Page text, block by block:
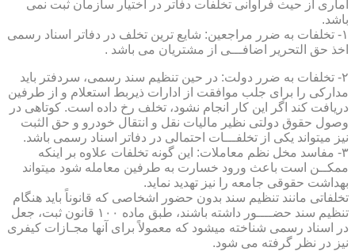
آماری از حیث فراوانی تخلفات دفاتر در اختیار سازمان ثبت نمی
باشد.
۱- تخلفات به ضرر مراجعین: شایع ترین تخلف در دفاتر اسناد رسمی
اخذ حق التحریر اضافـــی از مشتریان می باشد .
۲- تخلفات به ضرر دولت: در حین تنظیم سند رسمی، سردفتر باید
مدارکی را برای جلب موافقت از ادارات ذیربط استعلام و از طرفین
دریافت کند اگر این کار انجام نشود، تخلف رخ داده است. کوتاهی در
وصول حقوق دولتی نظیر مالیات نقل و انتقال خودرو و حق الثبت
نیز میتواند یکی از تخلفـــات احتمالی در دفاتر اسناد رسمی باشد.
۳- مفاسد مخل نظم معاملات: این گونه تخلفات علاوه بر اینکه
ممکــن است باعث ورود خسارت به طرفین معامله شود میتواند
بهداشت حقوقی جامعه را نیز تهدید نماید.
تخلفاتی مانند تنظیم سند بدون حضور اشخاصی که قانوناً باید هنگام
تنظیم سند حضــــور داشته باشند، طبق ماده ۱۰۰ قانون ثبت، جعل
در اسناد رسمی شناخته میشود که معمولاً برای آنها مجـازات کیفری
نیز در نظر گرفته می شود.